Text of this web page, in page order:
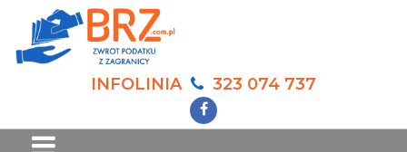
INFOLINIA 323 074 737